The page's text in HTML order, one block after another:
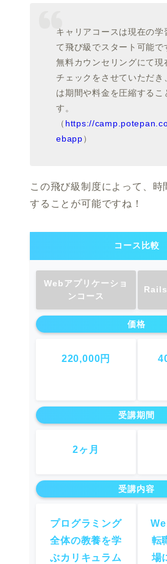
キャリアコースは現在の学
て飛び級でスタート可能で
無料カウンセリングにて現
チェックをさせていただき
は期間や料金を圧縮するこ
す。
（ https://
ebapp）
この飛び級制度によって、時
することが可能ですね！
コース比較
Webアプリケーショ
ンコース
Rails
価格
220,000円
受講期間
2ヶ月
受講内容
プログラミング
全体の教養を学
ぶカリキュラム
転
場